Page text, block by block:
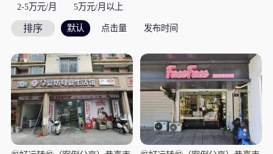
2-5万元/月 5万元/月以上
排序 默认 点击量 发布时间